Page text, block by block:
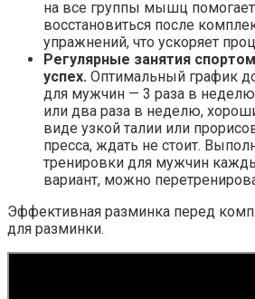
на все группы мышц
восстановиться после
упражнений, что ускоряет
Регулярные занятия
успех. Оптимальный график
для мужчин — 3 раза в
или два раза в неделю,
виде узкой талии или
пресса, ждать не стоит.
тренировки для мужчин
вариант, можно
Эффективная разминка перед
для разминки.